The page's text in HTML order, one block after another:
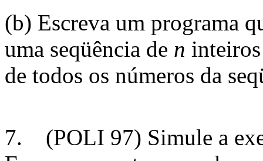
(b) Escreva um programa
uma seqüência de n
de todos os números da
7.
(POLI 97) Simule a